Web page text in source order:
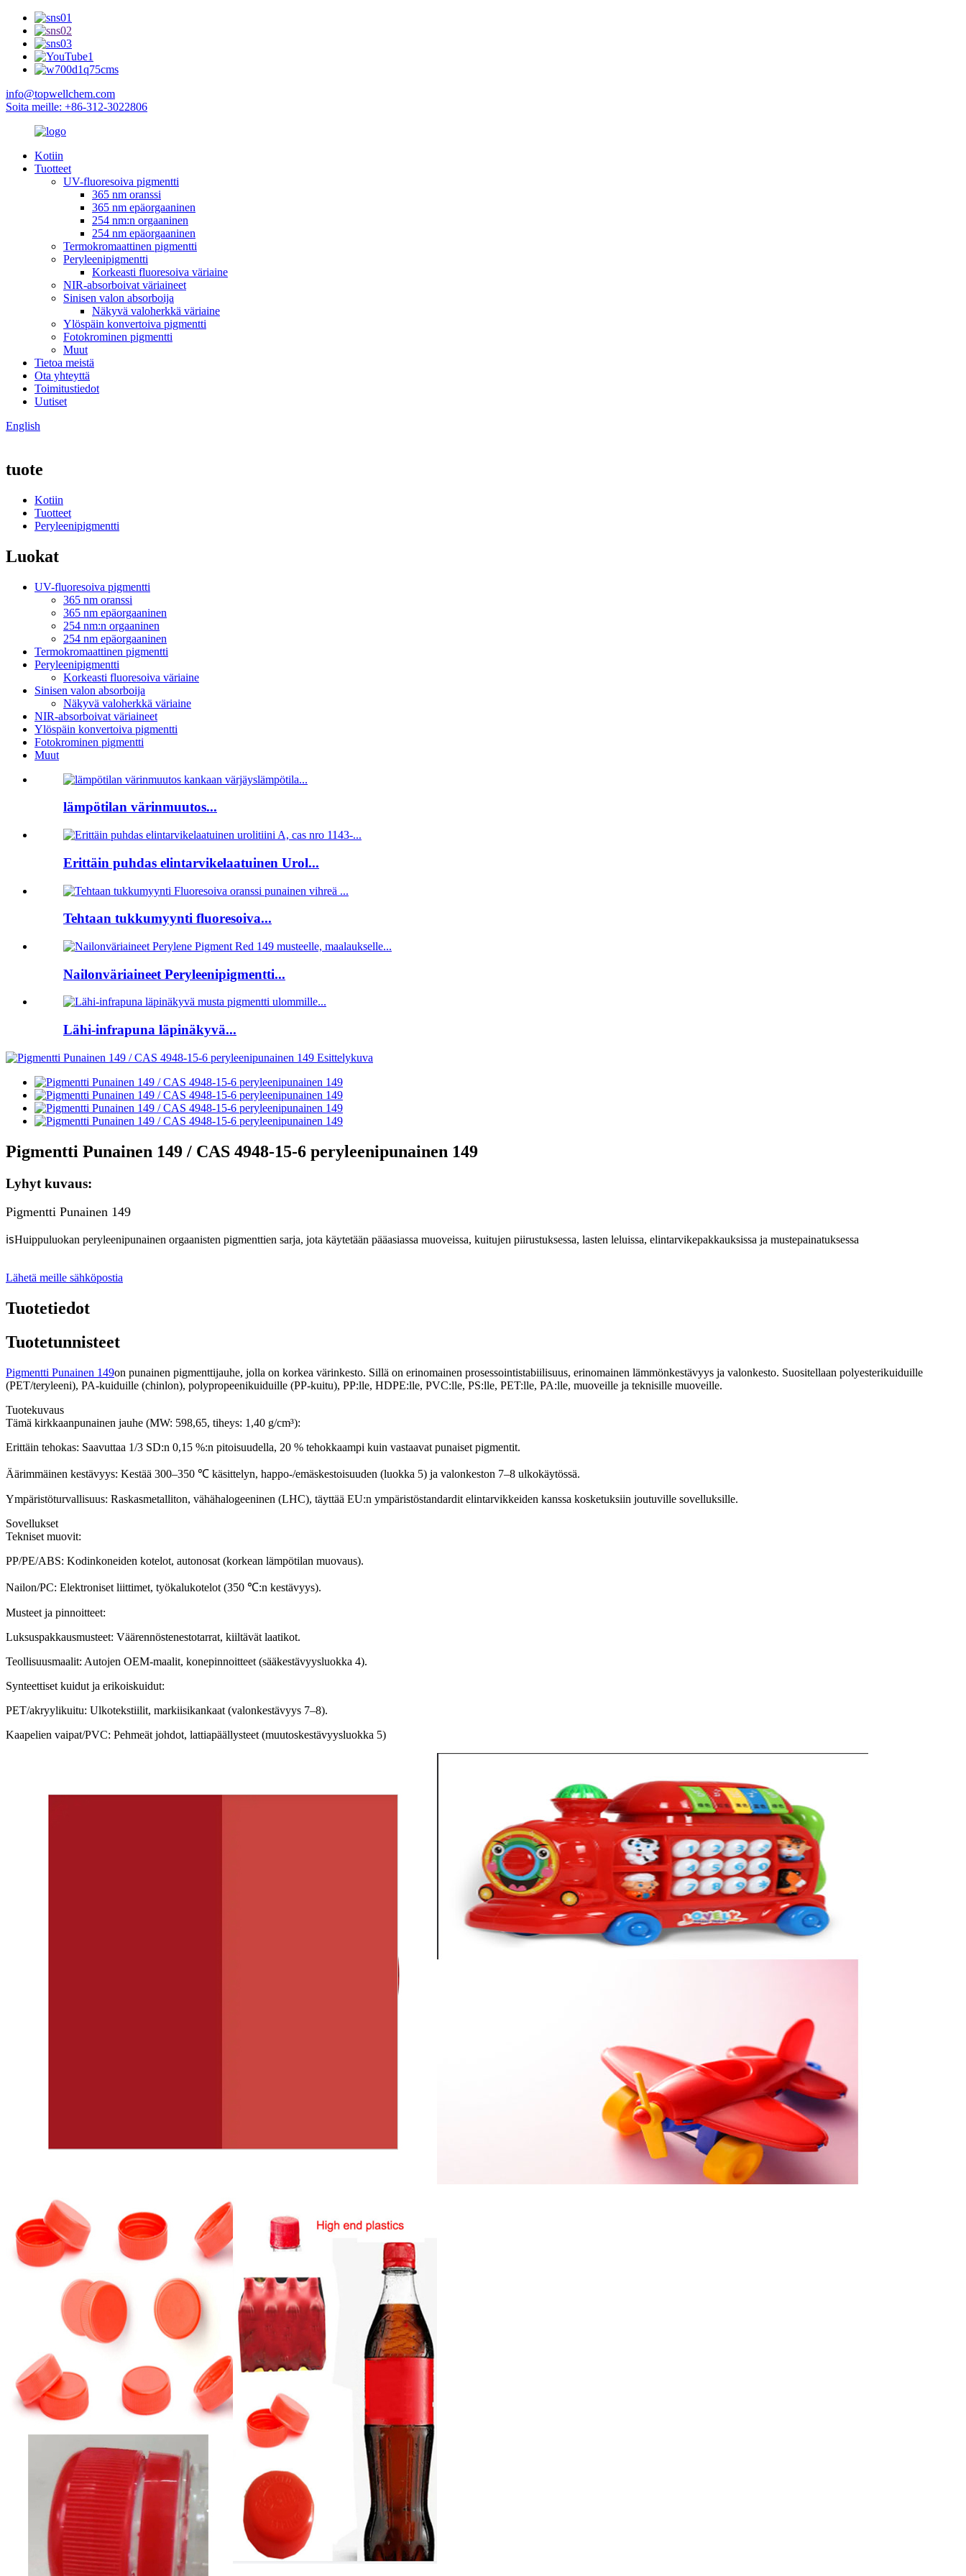
info@topwellchem.com
Soita meille: +86-312-3022806
Kotiin
Tuotteet
UV-fluoresoiva pigmentti
365 nm oranssi
365 nm epäorgaaninen
254 nm:n orgaaninen
254 nm epäorgaaninen
Termokromaattinen pigmentti
Peryleenipigmentti
Korkeasti fluoresoiva väriaine
NIR-absorboivat väriaineet
Sinisen valon absorboija
Näkyvä valoherkkä väriaine
Ylöspäin konvertoiva pigmentti
Fotokrominen pigmentti
Muut
Tietoa meistä
Ota yhteyttä
Toimitustiedot
Uutiset
English
tuote
Kotiin
Tuotteet
Peryleenipigmentti
Luokat
UV-fluoresoiva pigmentti
365 nm oranssi
365 nm epäorgaaninen
254 nm:n orgaaninen
254 nm epäorgaaninen
Termokromaattinen pigmentti
Peryleenipigmentti
Korkeasti fluoresoiva väriaine
Sinisen valon absorboija
Näkyvä valoherkkä väriaine
NIR-absorboivat väriaineet
Ylöspäin konvertoiva pigmentti
Fotokrominen pigmentti
Muut
lämpötilan värinmuutos...
Erittäin puhdas elintarvikelaatuinen Urol...
Tehtaan tukkumyynti fluoresoiva...
Nailonväriaineet Peryleenipigmentti...
Lähi-infrapuna läpinäkyvä...
Pigmentti Punainen 149 / CAS 4948-15-6 peryleenipunainen 149
Lyhyt kuvaus:
Pigmentti Punainen 149
isHuippuluokan peryleenipunainen orgaanisten pigmenttien sarja, jota käytetään pääasiassa muoveissa, kuitujen piirustuksessa, lasten leluissa, elintarvikepakkauksissa ja mustepainatuksessa
Lähetä meille sähköpostia
Tuotetiedot
Tuotetunnisteet
Pigmentti Punainen 149on punainen pigmenttijauhe, jolla on korkea värinkesto. Sillä on erinomainen prosessointistabiilisuus, erinomainen lämmönkestävyys ja valonkesto. Suositellaan polyesterikuiduille
(PET/teryleeni), PA-kuiduille (chinlon), polypropeenikuiduille (PP-kuitu), PP:lle, HDPE:lle, PVC:lle, PS:lle, PET:lle, PA:lle, muoveille ja teknisille muoveille.
Tuotekuvaus
Tämä kirkkaanpunainen jauhe (MW: 598,65, tiheys: 1,40 g/cm³):
Erittäin tehokas: Saavuttaa 1/3 SD:n 0,15 %:n pitoisuudella, 20 % tehokkaampi kuin vastaavat punaiset pigmentit.
Äärimmäinen kestävyys: Kestää 300–350 ℃ käsittelyn, happo-/emäskestoisuuden (luokka 5) ja valonkeston 7–8 ulkokäytössä.
Ympäristöturvallisuus: Raskasmetalliton, vähähalogeeninen (LHC), täyttää EU:n ympäristöstandardit elintarvikkeiden kanssa kosketuksiin joutuville sovelluksille.
Sovellukset
Tekniset muovit:
PP/PE/ABS: Kodinkoneiden kotelot, autonosat (korkean lämpötilan muovaus).
Nailon/PC: Elektroniset liittimet, työkalukotelot (350 ℃:n kestävyys).
Musteet ja pinnoitteet:
Luksuspakkausmusteet: Väärennöstenestotarrat, kiiltävät laatikot.
Teollisuusmaalit: Autojen OEM-maalit, konepinnoitteet (sääkestävyysluokka 4).
Synteettiset kuidut ja erikoiskuidut:
PET/akryylikuitu: Ulkotekstiilit, markiisikankaat (valonkestävyys 7–8).
Kaapelien vaipat/PVC: Pehmeät johdot, lattiapäällysteet (muutoskestävyysluokka 5)